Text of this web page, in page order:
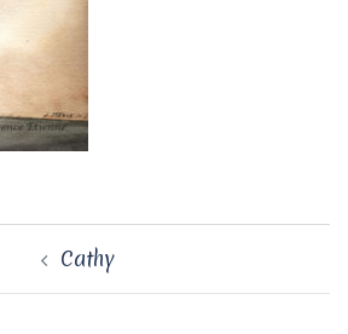
Cathy